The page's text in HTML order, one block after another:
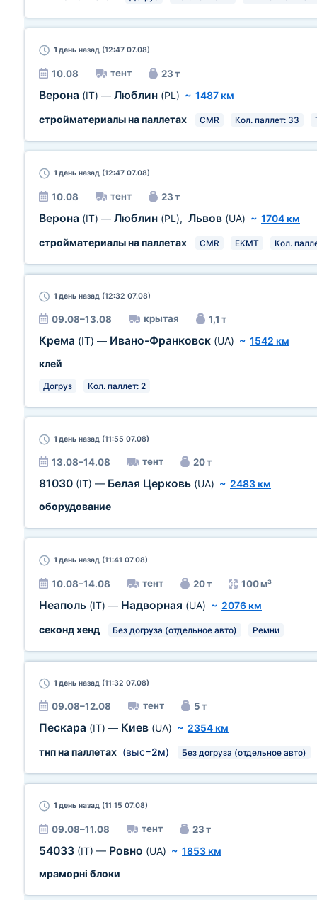
1 день назад (12:47 07.08)
10.08 тент 23 т
Верона (IT) — Люблин (PL) ~ 1487 км
стройматериалы на паллетах
CMR Кол. паллет: 33
1 день назад (12:47 07.08)
10.08 тент 23 т
Верона (IT) — Люблин (PL), Львов (UA) ~ 1704 км
стройматериалы на паллетах
CMR EKMT Кол.
1 день назад (12:32 07.08)
09.08–13.08 крытая 1,1 т
Крема (IT) — Ивано-Франковск (UA) ~ 1542 км
клей
Догруз Кол. паллет: 2
1 день назад (11:55 07.08)
13.08–14.08 тент 20 т
81030 (IT) — Белая Церковь (UA) ~ 2483 км
оборудование
1 день назад (11:41 07.08)
10.08–14.08 тент 20 т 100 м³
Неаполь (IT) — Надворная (UA) ~ 2076 км
секонд хенд
Без догруза (отдельное авто) Ремни
1 день назад (11:32 07.08)
09.08–12.08 тент 5 т
Пескара (IT) — Киев (UA) ~ 2354 км
тнп на паллетах (выс=2м) Без догруза (отдельное авто)
1 день назад (11:15 07.08)
09.08–11.08 тент 23 т
54033 (IT) — Ровно (UA) ~ 1853 км
мраморні блоки